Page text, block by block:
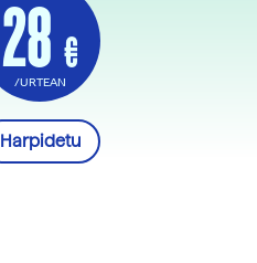
28 €
/URTEAN
Harpidetu